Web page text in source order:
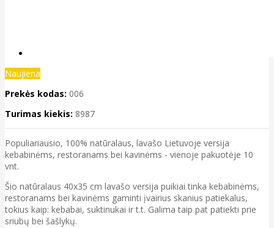
Naujiena
Prekės kodas: 006
Turimas kiekis: 8987
Populiariausio, 100% natūralaus, lavašo Lietuvoje versija
kebabinėms, restoranams bei kavinėms - vienoje pakuotėje 10
vnt.
Šio natūralaus 40x35 cm lavašo versija puikiai tinka kebabinėms,
restoranams bei kavinėms gaminti įvairius skanius patiekalus,
tokius kaip: kebabai, suktinukai ir t.t. Galima taip pat patiekti prie
sriubų bei šašlykų.